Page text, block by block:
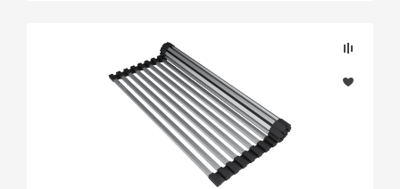
прямоугольная
прямоугольная с крылом